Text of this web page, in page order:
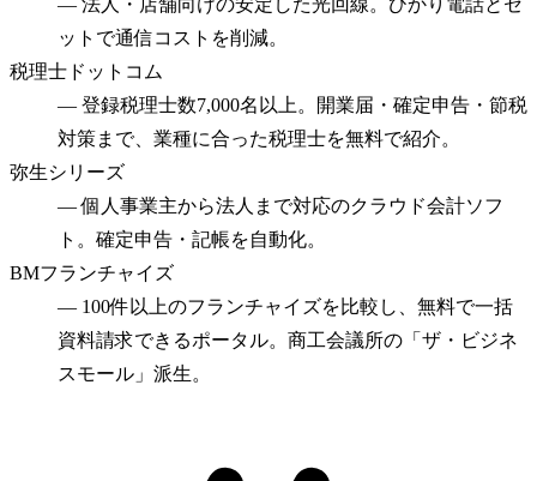
— 法人・店舗向けの安定した光回線。ひかり電話とセ
ットで通信コストを削減。
税理士ドットコム
— 登録税理士数7,000名以上。開業届・確定申告・節税
対策まで、業種に合った税理士を無料で紹介。
弥生シリーズ
—個人事業主から法人まで対応のクラウド会計ソフ
ト。確定申告・記帳を自動化。
BMフランチャイズ
— 100件以上のフランチャイズを比較し、無料で一括
資料請求できるポータル。商工会議所の「ザ・ビジネ
スモール」派生。